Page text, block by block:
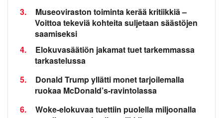
3.
Museoviraston toiminta kerää kritiikkiä –
Voittoa tekeviä kohteita suljetaan säästöjen
saamiseksi
4.
Elokuvasäätiön jakamat tuet tarkemmassa
tarkastelussa
5.
Donald Trump yllätti monet tarjoilemalla
ruokaa McDonald’s-ravintolassa
6.
Woke-elokuvaa tuettiin puolella miljoonalla